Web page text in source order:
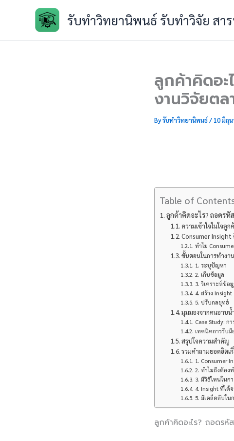
รับทำวิทยานิพนธ์ รับทำวิจัย สา
ลูกค้าคิดอ
งานวิจัยตล
Byรับทำวิทยานิพนธ์/ 10 มิถุ
Table of
ลูกค้าคิดอะไร? ถอดร
ความเข้าใจในใจลู
Consumer Insight
ทำไม
ขั้นตอนในการทำงา
1. ระบุปัญหา
2. เก็บข้อมูล
3. วิเคราะห์ข้อ
4. สร้าง Insight
5. ปรับกลยุทธ์
มุมมองจากคนอาบน้
Case Study: ก
เทคนิคการรับ
สรุปใจความสำคัญ
รวมคำถามยอดฮิตเ
1. Consumer
2. ทำไมถึงต้อง
3. มีวิธีไหนในก
4. Insight ที่ได้
5. มีเคล็ดลับใน
ลูกค้าคิดอะไร? ถอดร